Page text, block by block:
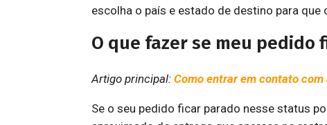
escolha o país e estado de destino para
O que fazer se meu pedido
Artigo principal: Como entrar em contato com
Se o seu pedido ficar parado nesse status